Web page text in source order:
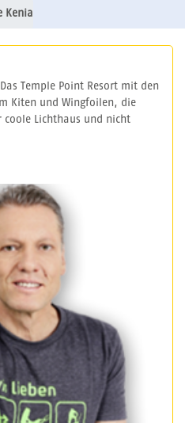
Kenia
Temple Point Resort mit den
Kiten und Wingfoilen, die
coole Lichthaus und nicht